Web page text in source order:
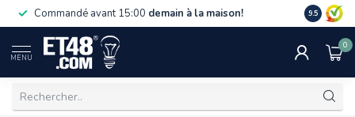
Commandé avant 15:00 demain à la maison! La
de 75 €.
9.5
MENU
0